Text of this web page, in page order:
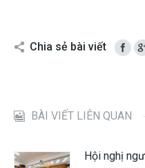
Chia sẻ bài viết
BÀI VIẾT LIÊN QUAN
Hội nghị